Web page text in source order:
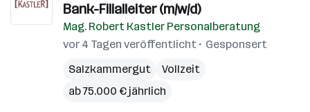
Bank-Filialleiter (m/w/d)
Mag. Robert Kastler Personalberatung
vor 4 Tagen veröffentlicht
Gesponsert
Salzkammergut
Vollzeit
ab 75.000 € jährlich